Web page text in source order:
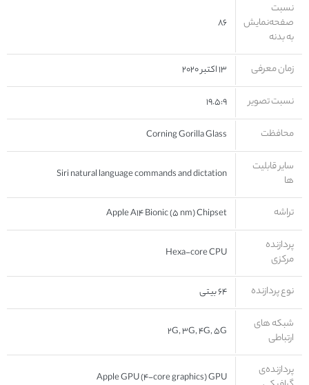
نسبت
صفحه‌نمایش
به بدنه
۸۶
زمان معرفی ۱۳ اکتبر ۲۰۲۰
نسبت تصویر ۱۹.۵:۹
محافظت Corning Gorilla Glass
سایر قابلیت
ها
Siri natural language commands and dictation
تراشه Apple A۱۴ Bionic (۵ nm) Chipset
پردازنده‌
مرکزی
Hexa-core CPU
نوع پردازنده ۶۴ بیتی
شبکه های
ارتباطی
۲G, ۳G, ۴G, ۵G
پردازنده‌ی
Apple GPU (۴-core graphics) GPU